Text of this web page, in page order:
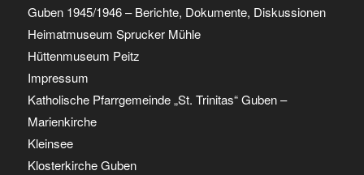
Guben 1945/1946 – Berichte, Dokumente, Diskussionen
Heimatmuseum Sprucker Mühle
Hüttenmuseum Peitz
Impressum
Katholische Pfarrgemeinde „St. Trinitas“ Guben –
Marienkirche
Kleinsee
Klosterkirche Guben